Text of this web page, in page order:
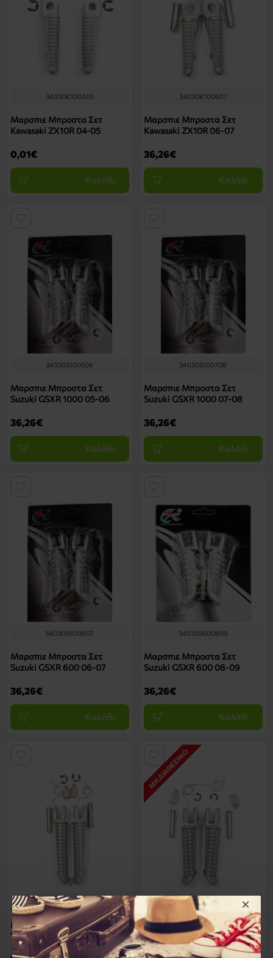
34030K100405
Μαρσπιε Μπροστα Σετ
Kawasaki ZX10R 04-05
0,01€
Καλάθι
34030K100607
Μαρσπιε Μπροστα Σετ
Kawasaki ZX10R 06-07
36,26€
Καλάθι
34030S100506
Μαρσπιε Μπροστα Σετ
Suzuki GSXR 1000 05-06
36,26€
Καλάθι
34030S100708
Μαρσπιε Μπροστα Σετ
Suzuki GSXR 1000 07-08
36,26€
Καλάθι
34030S600607
Μαρσπιε Μπροστα Σετ
Suzuki GSXR 600 06-07
36,26€
Καλάθι
34030S600809
Μαρσπιε Μπροστα Σετ
Suzuki GSXR 600 08-09
36,26€
Καλάθι
34030Y100406
Μαρσπιε Μπροστα Σετ
Yamaha YZF 1000 R1 04-06
ΜΗ ΔΙΑΘΈΣΙΜΟ
34030Y100708
Μαρσπιε Μπροστα Σετ
Yamaha YZF 1000 R1 07-08